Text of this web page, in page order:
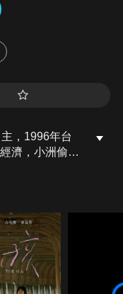
，1996年台
濟，小洲偷偷
移民，老師
長中，追尋自